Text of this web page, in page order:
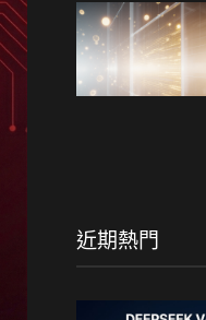
近期熱門